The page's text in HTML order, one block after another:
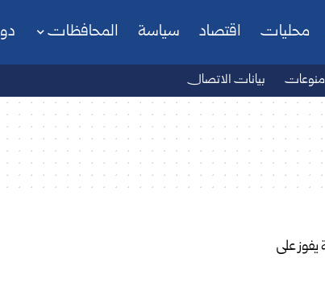
محليات اقتصاد سياسة المحافظات
منوعات بيانات الاتصال